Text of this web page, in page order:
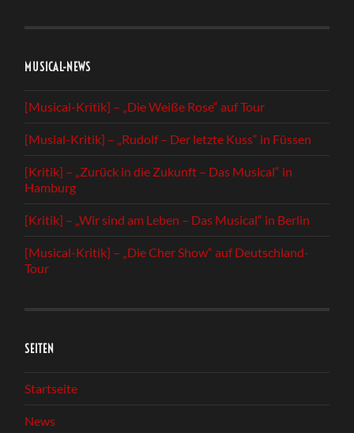
MUSICAL-NEWS
[Musical-Kritik] – „Die Weiße Rose“ auf Tour
[Musial-Kritik] – „Rudolf – Der letzte Kuss“ in Füssen
[Kritik] – „Zurück in die Zukunft – Das Musical“ in
Hamburg
[Kritik] – „Wir sind am Leben – Das Musical“ in Berlin
[Musical-Kritik] – „Die Cher Show“ auf Deutschland-
Tour
SEITEN
Startseite
News